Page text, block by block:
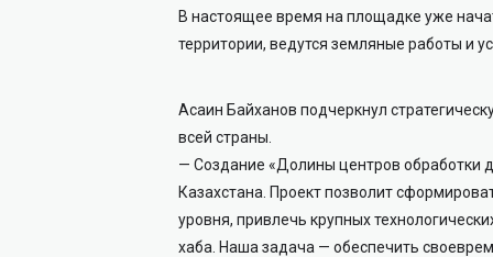
В настоящее время на площадке уже
территории, ведутся земляные работы и
Асаин Байханов подчеркнул
всей страны.
— Создание «Долины центров обработки
Казахстана. Проект позволит
уровня, привлечь крупных
хаба. Наша задача — обеспечить